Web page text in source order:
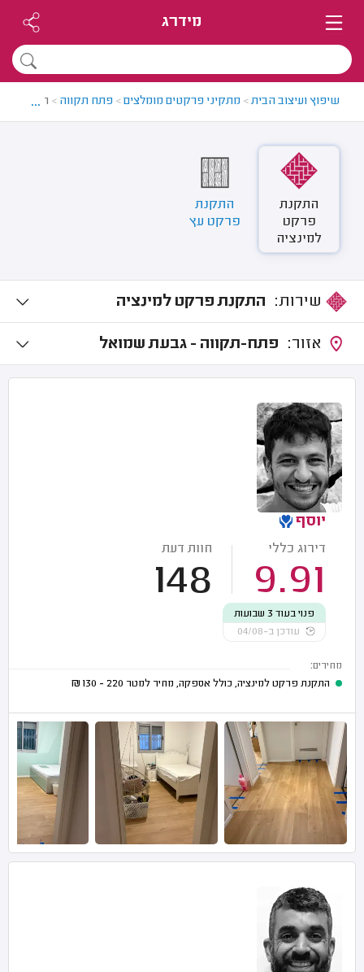
מידרג
שיפוץ ועיצוב הבית> מתקיני פרקטים מומלצים> פתח תקווה > התקנת
...
התקנת
פרקט
למינציה
התקנת
פרקט עץ
התקנת פרקט למינציה
פתח-תקווה - גבעת שמואל
יוסף
דירוג כללי
9.91
חוות דעת
148
פנוי בעוד 3 שבועות
עודכן ב-04/08
מחירים:
התקנת פרקט למינציה, כולל אספקה, מחיר למטר 220 - 130
₪